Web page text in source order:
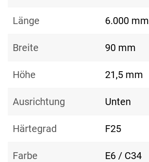
Länge 6.000 mm
Breite 90 mm
Höhe 21,5 mm
Ausrichtung Unten
Härtegrad F25
Farbe E6 / C34